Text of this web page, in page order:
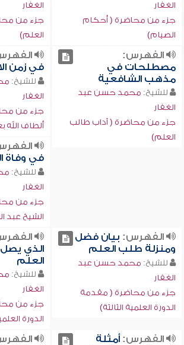
الغفار
جزء من محاضرة ( أحكام
الصيام)
الغفار
جزء من
العلم)
الفهرس:
مصطلحات في
مذهب الشافعية
للشيخ: محمد حسن عبد
الغفار
جزء من محاضرة ( آداب طالب
العلم)
في زمن
للشيخ:
الغفار
جزء من
ألطاف الله
في وفاة
للشيخ:
الغفار
جزء من
الشيخ عبد
الفهرس: بيان فضل
ومنزلة طلب العلم
للشيخ: محمد حسن عبد
الغفار
جزء من محاضرة ( مقدمة
الدورة العلمية الثالثة)
الذي يصل
العلم
للشيخ:
الغفار
جزء من
الدورة
الفهرس:أمثلة